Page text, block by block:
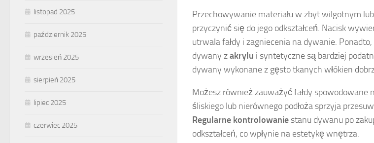
Przechowywanie materiału w zbyt wilgotnym
przyczynić się do jego odkształceń. Nacisk
utrwala fałdy i zagniecenia na dywanie.
dywany zakrylu i syntetyczne są bardziej
dywany wykonane z gęsto tkanych włókien
Możesz również zauważyć fałdy spowodowane
śliskiego lub nierównego podłoża sprzyja
Regularne kontrolowanie stanu dywanu po
odkształceń, co wpłynie na estetykę wnętrza.
listopad 2025
październik 2025
wrzesień 2025
sierpień 2025
lipiec 2025
czerwiec 2025